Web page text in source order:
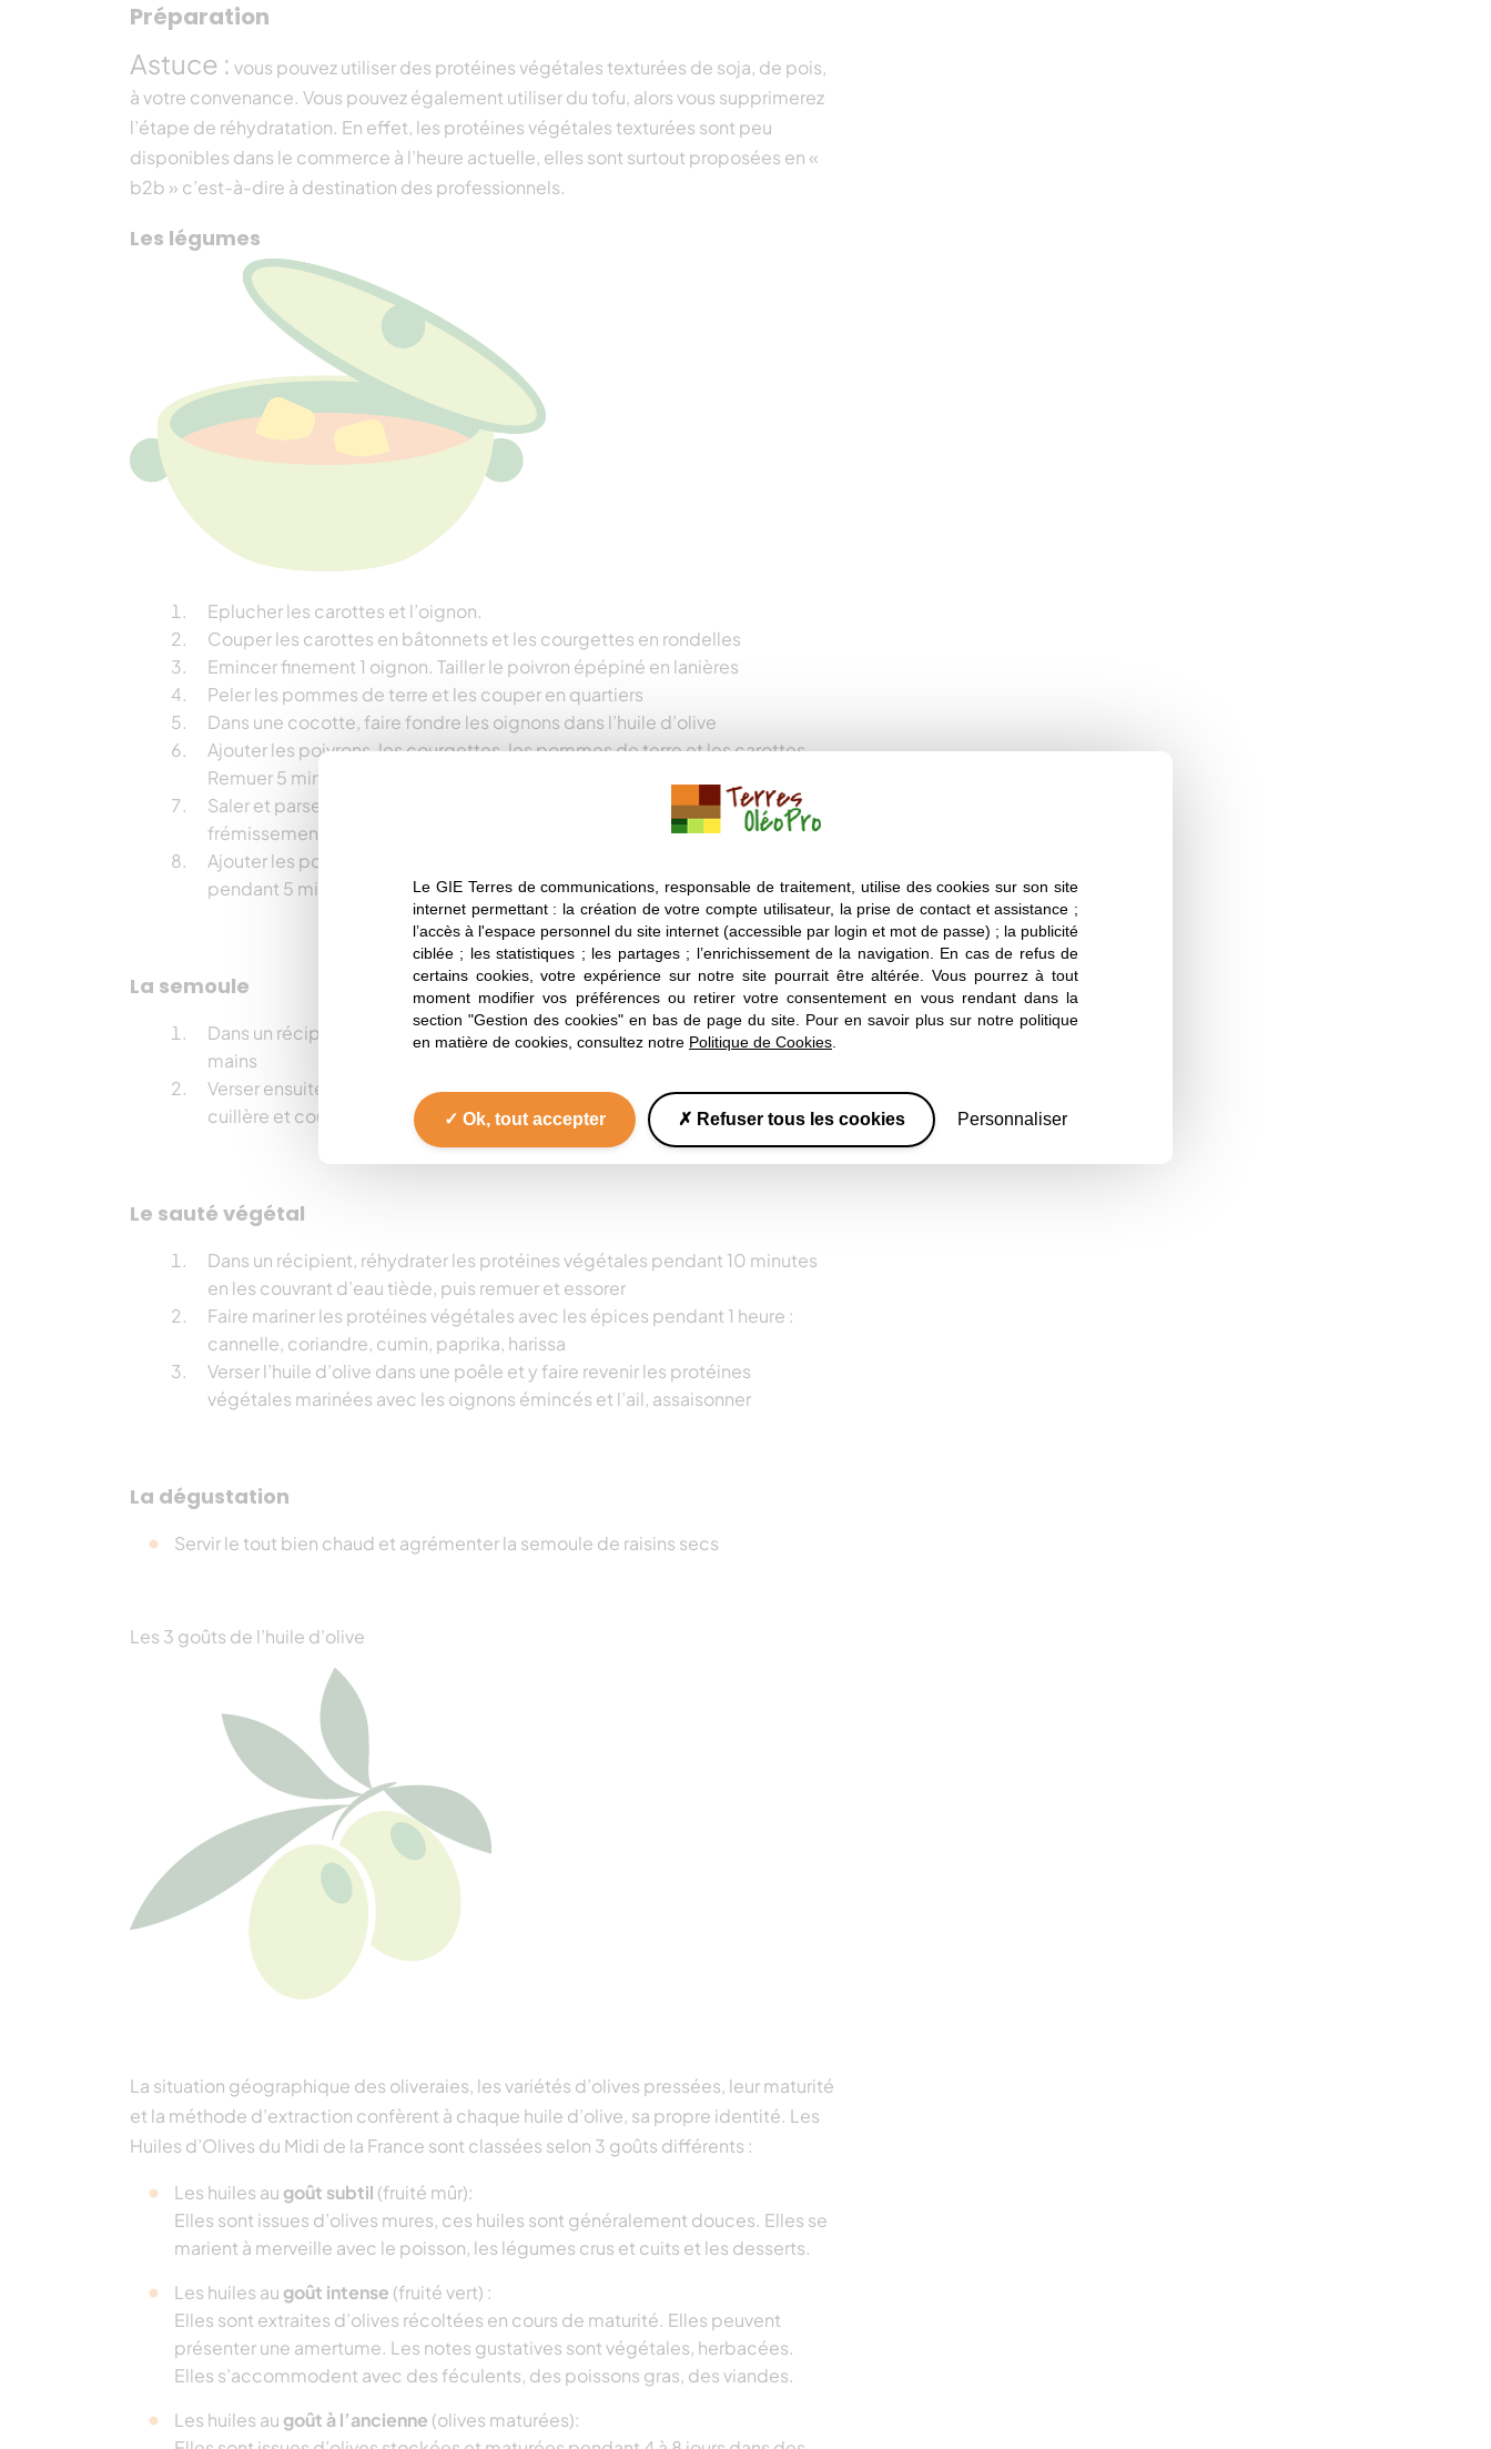
Le GIE Terres de communications, responsable de traitement, utilise des cookies sur son site
internet permettant : la création de votre compte utilisateur, la prise de contact et assistance ;
l’accès à l'espace personnel du site internet (accessible par login et mot de passe) ; la publicité
ciblée ; les statistiques ; les partages ; l’enrichissement de la navigation. En cas de refus de
certains cookies, votre expérience sur notre site pourrait être altérée. Vous pourrez à tout
moment modifier vos préférences ou retirer votre consentement en vous rendant dans la
section "Gestion des cookies" en bas de page du site. Pour en savoir plus sur notre politique
en matière de cookies, consultez notre Politique de Cookies
Ok, tout accepter Refuser tous les cookies Personnaliser
Préparation
Astuce : vous pouvez utiliser des protéines végétales texturées de soja, de pois,
à votre convenance. Vous pouvez également utiliser du tofu, alors vous supprimerez
l’étape de réhydratation. En effet, les protéines végétales texturées sont peu
disponibles dans le commerce à l’heure actuelle, elles sont surtout proposées en «
b2b » c’est-à-dire à destination des professionnels.
Les légumes
Eplucher les carottes et l’oignon.
Couper les carottes en bâtonnets et les courgettes en rondelles
Emincer finement 1 oignon. Tailler le poivron épépiné en lanières
Peler les pommes de terre et les couper en quartiers
Dans une cocotte, faire fondre les oignons dans l’huile d’olive
Ajouter les poivrons, les courgettes, les pommes de terre et les carottes.
Remuer 5 minutes à feu moyen
Saler et parsemer de ras-el-hanout. Mouiller à hauteur et porter 20 min à
frémissement
Ajouter les pois chiches égouttés et les raisins secs, poursuivre la cuisson
pendant 5 minutes
La semoule
Dans un récipient, égrainer avec de l’huile d’olive en les frottant avec les
mains
Verser ensuite de l’eau bouillante à hauteur, bien mélanger avec une
cuillère et couvrir
Le sauté végétal
Dans un récipient, réhydrater les protéines végétales pendant 10 minutes
en les couvrant d’eau tiède, puis remuer et essorer
Faire mariner les protéines végétales avec les épices pendant 1 heure :
cannelle, coriandre, cumin, paprika, harissa
Verser l’huile d’olive dans une poêle et y faire revenir les protéines
végétales marinées avec les oignons émincés et l’ail, assaisonner
La dégustation
Servir le tout bien chaud et agrémenter la semoule de raisins secs
Les 3 goûts de l’huile d’olive
La situation géographique des oliveraies, les variétés d’olives pressées, leur maturité
et la méthode d’extraction confèrent à chaque huile d’olive, sa propre identité. Les
Huiles d’Olives du Midi de la France sont classées selon 3 goûts différents :
Les huiles au goût subtil (fruité mûr):
Elles sont issues d’olives mures, ces huiles sont généralement douces. Elles se
marient à merveille avec le poisson, les légumes crus et cuits et les desserts.
Les huiles au goût intense (fruité vert) :
Elles sont extraites d’olives récoltées en cours de maturité. Elles peuvent
présenter une amertume. Les notes gustatives sont végétales, herbacées.
Elles s’accommodent avec des féculents, des poissons gras, des viandes.
Les huiles au goût à l’ancienne (olives maturées):